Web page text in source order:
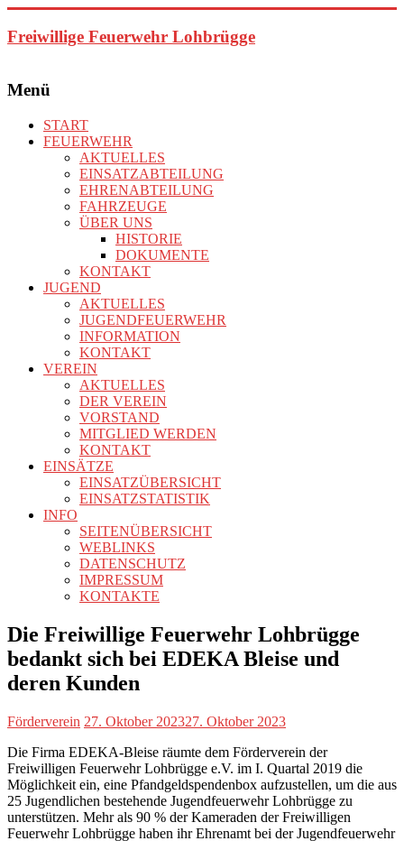
Inhalt
springen
Freiwillige Feuerwehr Lohbrügge
Menü
START
FEUERWEHR
AKTUELLES
EINSATZABTEILUNG
EHRENABTEILUNG
FAHRZEUGE
ÜBER UNS
HISTORIE
DOKUMENTE
KONTAKT
JUGEND
AKTUELLES
JUGENDFEUERWEHR
INFORMATION
KONTAKT
VEREIN
AKTUELLES
DER VEREIN
VORSTAND
MITGLIED WERDEN
KONTAKT
EINSÄTZE
EINSATZÜBERSICHT
EINSATZSTATISTIK
INFO
SEITENÜBERSICHT
WEBLINKS
DATENSCHUTZ
IMPRESSUM
KONTAKTE
Die Freiwillige Feuerwehr Lohbrügge
bedankt sich bei EDEKA Bleise und
deren Kunden
Förderverein 27. Oktober 202327. Oktober 2023
Die Firma EDEKA-Bleise räumte dem Förderverein der
Freiwilligen Feuerwehr Lohbrügge e.V. im I. Quartal 2019 die
Möglichkeit ein, eine Pfandgeldspendenbox aufzustellen, um die aus
25 Jugendlichen bestehende Jugendfeuerwehr Lohbrügge zu
unterstützen. Mehr als 90 % der Kameraden der Freiwilligen
Feuerwehr Lohbrügge haben ihr Ehrenamt bei der Jugendfeuerwehr